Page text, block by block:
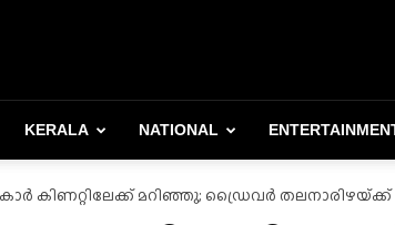
KERALA NATIONAL
കാർ കിണറ്റിലേക്ക് മറിഞ്ഞു; ഡ്രൈവർ തലനാരിഴയ്‌ക്ക്‌